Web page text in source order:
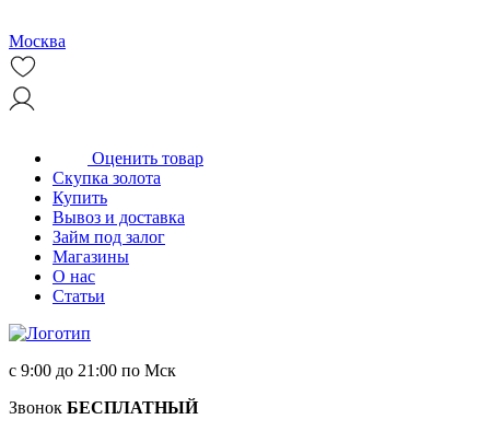
Москва
Оценить товар
Скупка золота
Купить
Вывоз и доставка
Займ под залог
Магазины
О нас
Статьи
с 9:00 до 21:00 по Мск
Звонок БЕСПЛАТНЫЙ